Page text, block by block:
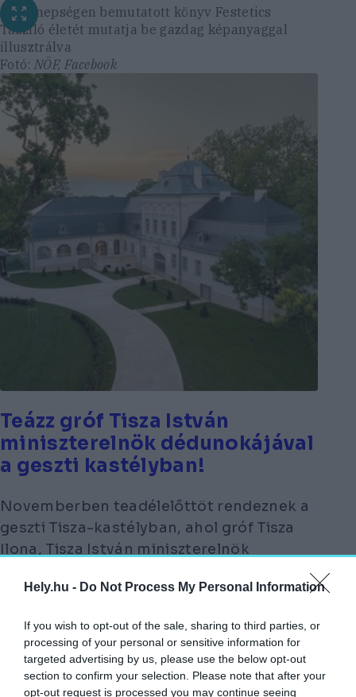
Hely.hu - Do Not Process My Personal Information
If you wish to opt-out of the sale, sharing to third parties, or
processing of your personal or sensitive information for
targeted advertising by us, please use the below opt-out
section to confirm your selection. Please note that after your
opt-out request is processed you may continue seeing
Az ünnepségen bemutatott könyv Festetics
Tasziló életét mutatja be gazdag képanyaggal
illusztrálva
Fotó: NÖF, Facebook
Teázz gróf Tisza István
miniszterelnök dédunokájával
a geszti kastélyban!
Novemberben teadélelőttöt rendeznek a
geszti Tisza-kastélyban, ahol gróf Tisza
Ilona, Tisza István miniszterelnök
A Helikon Kastély ma múzeumként és
rendezvényhelyszínként működik, összesen